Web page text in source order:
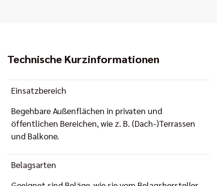
Technische Kurzinformationen
Einsatzbereich
Begehbare Außenflächen in privaten und
öffentlichen Bereichen, wie z. B. (Dach-)Terrassen
und Balkone.
Belagsarten